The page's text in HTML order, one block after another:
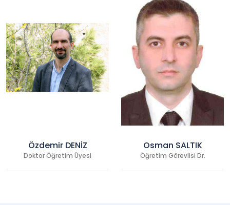
Özdemir DENİZ
Doktor Öğretim Üyesi
Osman SALTIK
Öğretim Görevlisi Dr.